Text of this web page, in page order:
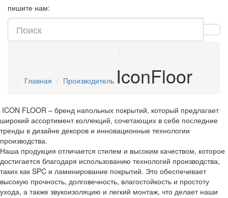
пишите нам:
Главная Производитель IconFloor
ICON FLOOR – бренд напольных покрытий, который предлагает
широкий ассортимент коллекций, сочетающих в себе последние
тренды в дизайне декоров и инновационные технологии
производства.
Наша продукция отличается стилем и высоким качеством, которое
достигается благодаря использованию технологий производства,
таких как SPC и ламинирование покрытий. Это обеспечивает
высокую прочность, долговечность, влагостойкость и простоту
ухода, а также звукоизоляцию и легкий монтаж, что делает наши